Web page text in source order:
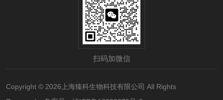
扫码加微信
Copyright © 2026上海臻科生物科技有限公司 All Rights